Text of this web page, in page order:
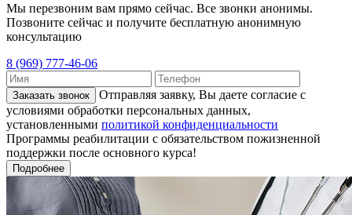
Мы перезвоним вам прямо сейчас. Все звонки анонимы.
Позвоните сейчас и получите бесплатную анонимную
консультацию
8 (969) 777-46-06
Заказать звонок
Отправляя заявку, Вы даете согласие с
условиями обработки персональных данных,
установленными политикой конфиденциальности
Программы реабилитации с обязательством пожизненной
поддержки после основного курса!
Подробнее